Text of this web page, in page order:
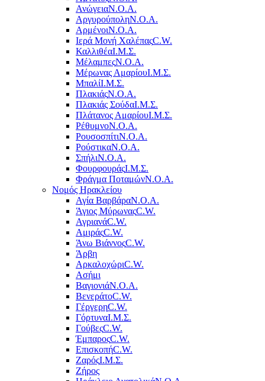
ΑνώγειαΝ.Ο.Α.
ΑργυρούποληΝ.Ο.Α.
ΑρμένοιΝ.Ο.Α.
Ιερά Μονή ΧαλέπαςC.W.
ΚαλλιθέαΙ.Μ.Σ.
ΜέλαμπεςΝ.Ο.Α.
Μέρωνας ΑμαρίουΙ.Μ.Σ.
ΜπαλίΙ.Μ.Σ.
ΠλακιάςΝ.Ο.Α.
Πλακιάς ΣούδαΙ.Μ.Σ.
Πλάτανος ΑμαρίουΙ.Μ.Σ.
ΡέθυμνοΝ.Ο.Α.
ΡουσοσπίτιΝ.Ο.Α.
ΡούστικαΝ.Ο.Α.
ΣπήλιΝ.Ο.Α.
ΦουρφουράςΙ.Μ.Σ.
Φράγμα ΠοταμώνΝ.Ο.Α.
Νομός Ηρακλείου
Αγία ΒαρβάραΝ.Ο.Α.
Άγιος ΜύρωναςC.W.
ΑγριανάC.W.
ΑμιράςC.W.
Άνω ΒιάννοςC.W.
Άρβη
ΑρκαλοχώριC.W.
Ασήμι
ΒαγιονιάΝ.Ο.Α.
ΒενεράτοC.W.
ΓέργερηC.W.
ΓόρτυναΙ.Μ.Σ.
ΓούβεςC.W.
ΈμπαροςC.W.
ΕπισκοπήC.W.
ΖαρόςΙ.Μ.Σ.
Ζήρος